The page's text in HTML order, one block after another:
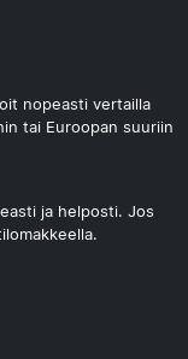
nopeasti vertailla
tai Euroopan suuriin
ja helposti. Jos